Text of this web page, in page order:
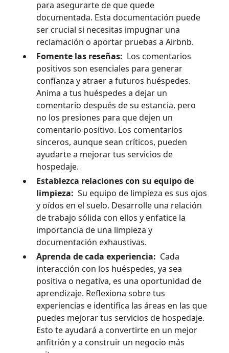
para asegurarte de que quede
documentada. Esta documentación puede
ser crucial si necesitas impugnar una
reclamación o aportar pruebas a Airbnb.
Fomente las reseñas: Los comentarios
positivos son esenciales para generar
confianza y atraer a futuros huéspedes.
Anima a tus huéspedes a dejar un
comentario después de su estancia, pero
no los presiones para que dejen un
comentario positivo. Los comentarios
sinceros, aunque sean críticos, pueden
ayudarte a mejorar tus servicios de
hospedaje.
Establezca relaciones con su equipo de
limpieza: Su equipo de limpieza es sus ojos
y oídos en el suelo. Desarrolle una relación
de trabajo sólida con ellos y enfatice la
importancia de una limpieza y
documentación exhaustivas.
Aprenda de cada experiencia: Cada
interacción con los huéspedes, ya sea
positiva o negativa, es una oportunidad de
aprendizaje. Reflexiona sobre tus
experiencias e identifica las áreas en las que
puedes mejorar tus servicios de hospedaje.
Esto te ayudará a convertirte en un mejor
anfitrión y a construir un negocio más